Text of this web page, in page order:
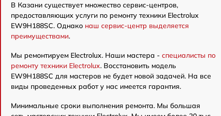
В Казани существует множество сервис-центров,
предоставляющих услуги по ремонту техники Electrolux
EW9H188SC. Однако наш сервис-центр выделяется
преимуществами.
Мы ремонтируем Electrolux. Наши мастера - специалисты по
ремонту техники Electrolux. Восстановить модель
EW9H188SC для мастеров не будет новой задачей. На все
виды проведенных работ у нас имеется гарантия.
Минимальные сроки выполнения ремонта. Мы большая